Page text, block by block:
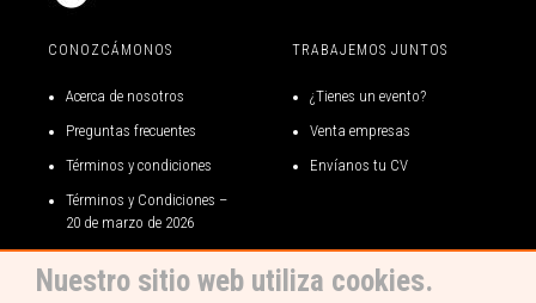
Nuestro sitio web utiliza cookies.
CONOZCÁMONOS
Acerca de nosotros
Preguntas frecuentes
Términos y condiciones
Términos y Condiciones –
20 de marzo de 2026
Términos y condiciones gift
card
TRABAJEMOS JUNTOS
¿Tienes un evento?
Venta empresas
Envíanos tu CV